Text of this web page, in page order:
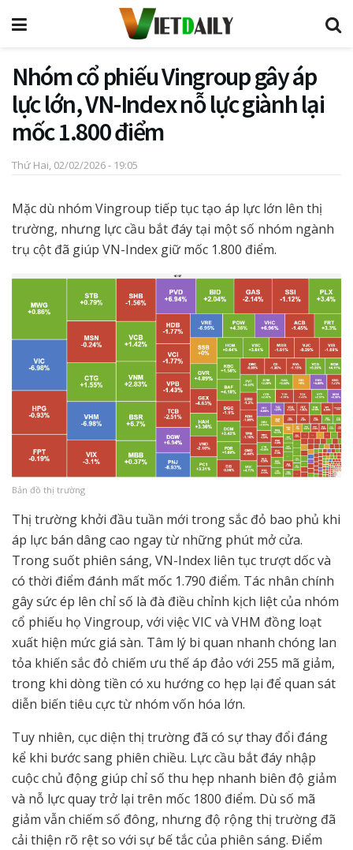
Nhóm cổ phiếu Vingroup gây áp
lực lớn, VN-Index nỗ lực giành lại
mốc 1.800 điểm
Thứ Hai, 02/02/2026 - 19:05
Mặc dù nhóm Vingroup tiếp tục tạo áp lực lớn lên thị
trường, nhưng lực cầu bắt đáy tại một số nhóm ngành
trụ cột đã giúp VN-Index giữ mốc 1.800 điểm.
Bản đồ thị trường
Thị trường khởi đầu tuần mới trong sắc đỏ bao phủ khi
áp lực bán dâng cao ngay từ những phút mở cửa.
Trong suốt phiên sáng, VN-Index liên tục trượt dốc và
có thời điểm đánh mất mốc 1.790 điểm. Tác nhân chính
gây sức ép lên chỉ số là đà điều chỉnh kịch liệt của nhóm
cổ phiếu họ Vingroup, với việc VIC và VHM đồng loạt
xuất hiện mức giá sàn. Tâm lý bi quan nhanh chóng lan
tỏa khiến sắc đỏ chiếm ưu thế áp đảo với 255 mã giảm,
trong khi dòng tiền có xu hướng co hẹp lại để quan sát
diễn biến tiêu cực từ nhóm vốn hóa lớn.
Tuy nhiên, cục diện thị trường đã có sự thay đổi đáng
kể khi bước sang phiên chiều. Lực cầu bắt đáy nhập
cuộc chủ động giúp chỉ số thu hẹp nhanh biên độ giảm
và nỗ lực quay trở lại trên mốc 1800 điểm. Dù số mã
giảm vẫn chiếm số đông, nhưng độ rộng thị trường đã
cải thiện rõ rệt so với sự bế tắc của phiên sáng. Điểm